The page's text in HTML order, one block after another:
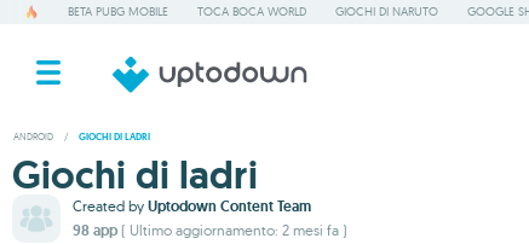
BETA PUBG MOBILE TOCA BOCA WORLD GIOCHI DI NARUTO GOOGLE
ANDROID / GIOCHI DI LADRI
Giochi di ladri
Created by Uptodown Content Team
98 app ( Ultimo aggiornamento: 2 mesi fa )